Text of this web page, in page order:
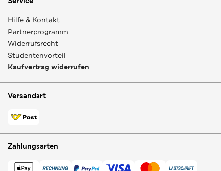
Hilfe & Kontakt
Partnerprogramm
Widerrufsrecht
Studentenvorteil
Kaufvertrag widerrufen
Versandart
Zahlungsarten